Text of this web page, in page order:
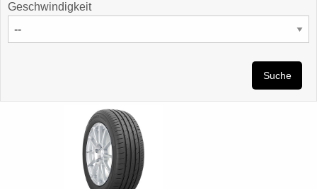
Geschwindigkeit
Suche